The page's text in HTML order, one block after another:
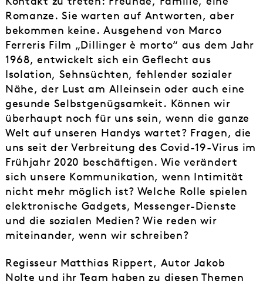
Romanze. Sie warten auf Antworten, aber
bekommen keine. Ausgehend von Marco
Ferreris Film „Dillinger è morto“ aus dem Jahr
1968, entwickelt sich ein Geflecht aus
Isolation, Sehnsüchten, fehlender sozialer
Nähe, der Lust am Alleinsein oder auch eine
gesunde Selbstgenügsamkeit. Können wir
überhaupt noch für uns sein, wenn die ganze
Welt auf unseren Handys wartet? Fragen, die
uns seit der Verbreitung des Covid-19-Virus im
Frühjahr 2020 beschäftigen. Wie verändert
sich unsere Kommunikation, wenn Intimität
nicht mehr möglich ist? Welche Rolle spielen
elektronische Gadgets, Messenger-Dienste
und die sozialen Medien? Wie reden wir
miteinander, wenn wir schreiben?
Regisseur Matthias Rippert, Autor Jakob
Nolte und ihr Team haben zu diesen Themen